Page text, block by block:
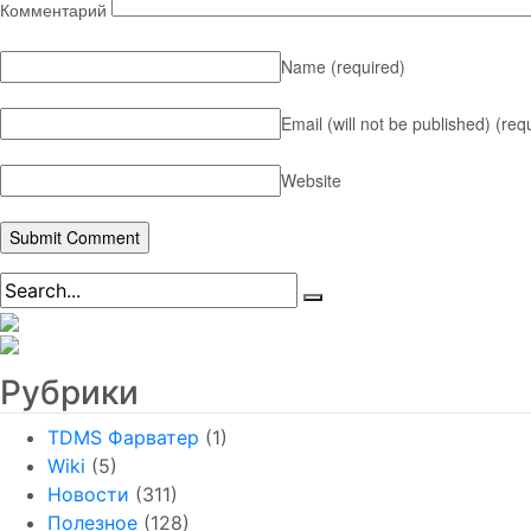
Комментарий
Name (required)
Email (will not be published)
Website
Рубрики
TDMS Фарватер (1)
Wiki (5)
Новости (311)
Полезное (128)